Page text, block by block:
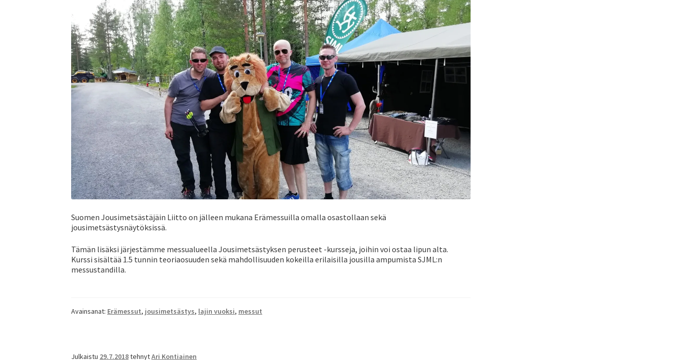
Suomen Jousimetsästäjäin Liitto on jälleen mukana Erämessuilla omalla osastollaan sekä
jousimetsästysnäytöksissä.
Tämän lisäksi järjestämme messualueella Jousimetsästyksen perusteet -kursseja, joihin voi ostaa lipun alta.
Kurssi sisältää 1.5 tunnin teoriaosuuden sekä mahdollisuuden kokeilla erilaisilla jousilla ampumista SJML:n
messustandilla.
Avainsanat: Erämessut, jousimetsästys, lajin vuoksi, messut
Julkaistu 29.7.2018tehnytAri Kontiainen